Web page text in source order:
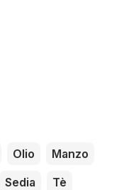
Olio
Manzo
Sedia Tè